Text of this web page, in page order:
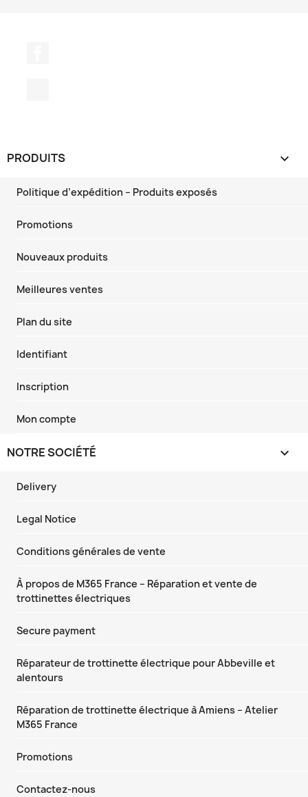
PRODUITS 
Politique d’expédition – Produits exposés
Promotions
Nouveaux produits
Meilleures ventes
Plan du site
Identifiant
Inscription
Mon compte
NOTRE SOCIÉTÉ 
Delivery
Legal Notice
Conditions générales de vente
À propos de M365 France – Réparation et vente de
trottinettes électriques
Secure payment
Réparateur de trottinette électrique pour Abbeville et
alentours
Réparation de trottinette électrique à Amiens – Atelier
M365 France
Promotions
Contactez-nous